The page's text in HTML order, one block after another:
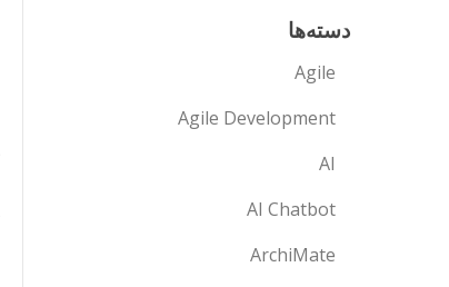
دسته‌ها
Agile
Agile Development
AI
AI Chatbot
ArchiMate